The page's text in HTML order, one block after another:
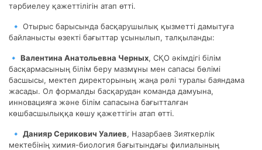
тәрбиелеу қажеттілігін атап өтті.
🔹 Отырыс барысында басқарушылық қызметті дамытуға
байланысты өзекті бағыттар ұсынылып, талқыланды:
🔹 Валентина Анатольевна Черных, СҚО әкімдігі білім
басқармасының білім беру мазмұны мен сапасы бөлімі
басшысы, мектеп директорының жаңа рөлі туралы баяндама
жасады. Ол формалды басқарудан команда дамуына,
инновацияға және білім сапасына бағытталған
көшбасшылыққа көшу қажеттігін атап өтті.
🔹 Данияр Серикович Уалиев, Назарбаев Зияткерлік
мектебінің химия-биология бағытындағы филиалының